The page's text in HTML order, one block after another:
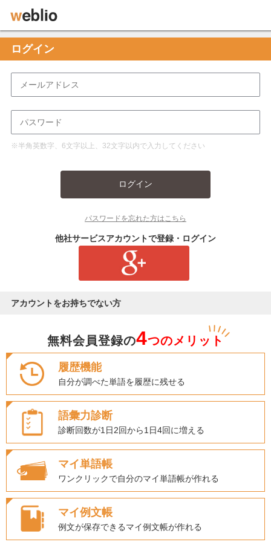
ログイン
※半角英数字、6文字以上、32文字以内で入力してください
ログイン
パスワードを忘れた方はこちら
他社サービスアカウントで登録・ログイン
アカウントをお持ちでない方
無料会員登録の4つのメリット
履歴機能
自分が調べた単語を履歴に残せる
語彙力診断
診断回数が1日2回から1日4回に増える
マイ単語帳
ワンクリックで自分のマイ単語帳が作れる
マイ例文帳
例文が保存できるマイ例文帳が作れる